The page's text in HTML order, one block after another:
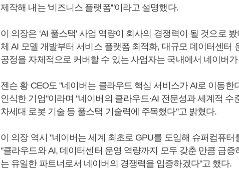
제작해 내는 '비즈니스 플랫폼'"이라고 설명했다.
이 의장은 ‘AI 풀스택' 사업 역량이 회사의 경쟁력이 될 것으로
체 AI 모델 개발부터 서비스 플랫폼 최적화, 대규모 데이터센터
공정을 자체적으로 커버할 수 있는 사업자는 국내에서 네이버
젠슨 황 CEO도 "네이버는 클라우드 핵심 서비스가 AI로 이동한
인식한 기업"이라며 "네이버의 클라우드·AI 전문성과 세계적 수
차세대 로봇 기술 등 풀스택 기술력에 주목했다"고 밝혔다.
이 의장 역시 "네이버는 세계 최초로 GPU를 도입해 슈퍼컴퓨터
"클라우드와 AI, 데이터센터 운영 역량까지 모두 갖춘 만큼 급증
는 유일한 파트너로서 네이버의 경쟁력을 입증하겠다"고 했다.